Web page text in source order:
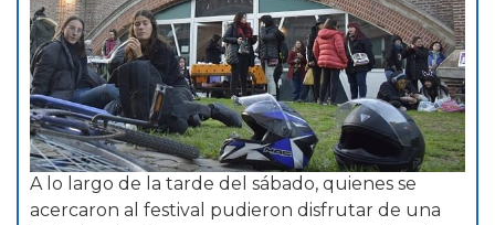
A lo largo de la tarde del sábado, quienes se
acercaron al festival pudieron disfrutar de una